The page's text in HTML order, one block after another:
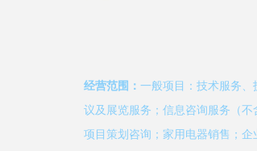
经营范围： 一般项目：技术服务
议及展览服务；信息咨询服务（
项目策划咨询；家用电器销售；